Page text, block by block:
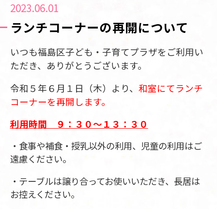
2023.06.01
ランチコーナーの再開について
いつも福島区子ども・子育てプラザをご利用い
ただき、ありがとうございます。
令和５年６月１日（木）より、 和室にてランチ
コーナーを再開します。
利用時間 ９：３０～１３：３０
・食事や補食・授乳以外の利用、児童の利用はご
遠慮ください。
・テーブルは譲り合ってお使いいただき、長居は
お控えください。